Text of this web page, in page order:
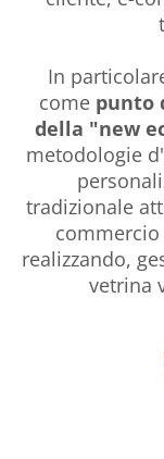
In
come punto
della "new
metodologie
tradizionale
realizzando,
vetrina